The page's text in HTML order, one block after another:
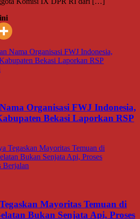
Organisasi FWJ Indonesia,
Bekasi Laporkan RSP
Mayoritas Temuan di
Bukan Senjata Api, Proses